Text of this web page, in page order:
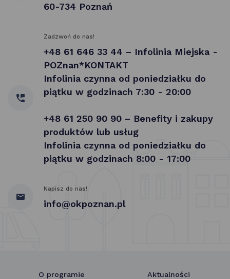
60-734 Poznań
Zadzwoń do nas!
+48 61 646 33 44 – Infolinia Miejska -
POZnan*KONTAKT
Infolinia czynna od poniedziałku do
piątku w godzinach 7:30 - 20:00
+48 61 250 90 90 – Benefity i zakupy
produktów lub usług
Infolinia czynna od poniedziałku do
piątku w godzinach 8:00 - 17:00
Napisz do nas!
info@okpoznan.pl
O programie Aktualności